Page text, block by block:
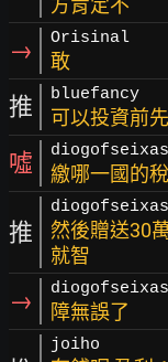
方肯定不
→ Orisinal
敢
推 bluefancy
可以投資前
噓 diogofseixas
繳哪一國的
推
diogofseixas
然後贈送30
就智
→ diogofseixas
障無誤了
joiho